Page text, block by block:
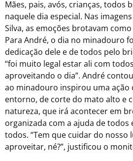
Mães, pais, avós, crianças, todos
naquele dia especial. Nas
Silva, as emoções brotavam como
Para André, o dia no minadouro
dedicação dele e de todos pelo
“foi muito legal estar ali com
aproveitando o dia”. André
ao minadouro inspirou uma ação
entorno, de corte do mato alto e
natureza, que irá acontecer em
organizada com a ajuda de todos
todos. “Tem que cuidar do
aproveitar, né?”, justificou o